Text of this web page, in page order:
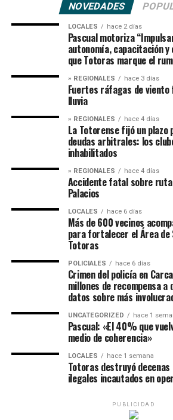
NOVEDADES
LOCALES hace 2 días
Pascual motoriza
autonomía, capacitación
que Totoras marque el
» REGIONALES hace 3 días
Fuertes ráfagas de
lluvia
» REGIONALES hace 4 días
La Totorense fijó un
deudas arbitrales: los
inhabilitados
» REGIONALES hace 4 días
Accidente fatal sobre
Palacios
LOCALES hace 6 días
Más de 600 vecinos
para fortalecer el Área de
Totoras
POLICIALES hace 6 días
Crimen del policía en
millones de recompensa a
datos sobre más
UNCATEGORIZED hace 1
Pascual: «El 40% que
medio de coherencia»
LOCALES hace 1 semana
Totoras destruyó decenas
ilegales incautados en
PUBLICIDAD